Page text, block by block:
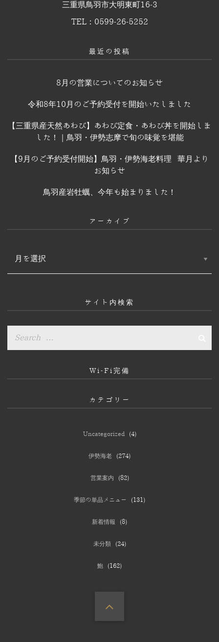
三重県鳥羽市大明東町16-3
TEL：0599-26-5252
最近の投稿
8月の営業についてのお知らせ
令和8年10月のご予約受付を開始いたしました
【三重県産天然あわび】あわび定食・あわび丼を開始しま
した！｜鳥羽・伊勢志摩で旬の味覚を堪能
【9月のご予約受付開始】鳥羽・伊勢海老料理 華月より
お知らせ
鳥羽産岩牡蠣、今年も始まりました！
アーカイブ
カ
サイト内検索
Wi-Fi完備
カテゴリー
Uncategorized(4)
伊勢海老 (274)
営業案内 (82)
季節の単品メニュー (131)
新着情報 (8)
未分類(24)
鮑 (162)